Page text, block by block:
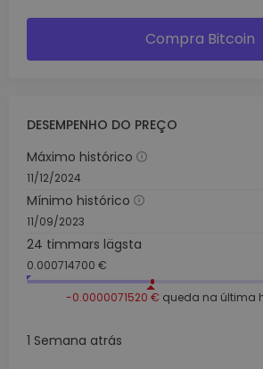
Compra Bitcoin
DESEMPENHO DO PREÇO
Máximo histórico
11/12/2024
Mínimo histórico
11/09/2023
24 timmars lägsta
0.000714700 €
-0.0000071520 € queda na última
1 Semana atrás